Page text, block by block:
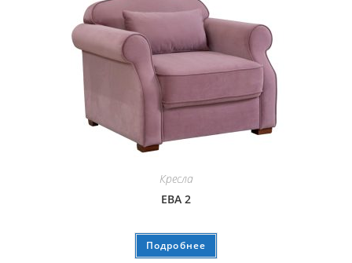
Кресла
ЕВА 2
Подробнее